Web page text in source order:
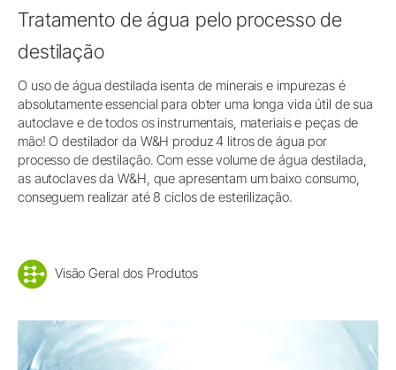
Tratamento de água pelo processo de
destilação
O uso de água destilada isenta de minerais e impurezas é
absolutamente essencial para obter uma longa vida útil de sua
autoclave e de todos os instrumentais, materiais e peças de
mão! O destilador da W&H produz 4 litros de água por
processo de destilação. Com esse volume de água destilada,
as autoclaves da W&H, que apresentam um baixo consumo,
conseguem realizar até 8 ciclos de esterilização.
Visão Geral dos Produtos